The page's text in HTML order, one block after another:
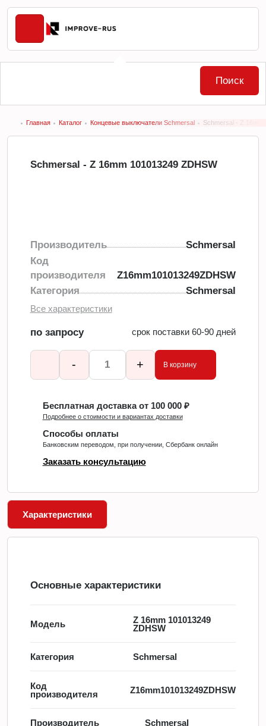
Главная Каталог Концевые выключатели Schmersal Schmersal - Z 16mm
Schmersal - Z 16mm 101013249 ZDHSW
Производитель
Schmersal
Код
производителя
Z16mm101013249ZDHSW
Категория
Schmersal
Все характеристики
по запросу срок поставки 60-90 дней
- + В корзину
Бесплатная доставка от 100 000 ₽
Подробнее о стоимости и вариантах доставки
Способы оплаты
Банковским переводом, при получении, Сбербанк онлайн
Заказать консультацию
Характеристики
Основные характеристики
Модель
Z 16mm 101013249
ZDHSW
Категория Schmersal
Код
производителя
Z16mm101013249ZDHSW
Производитель Schmersal
Поиск